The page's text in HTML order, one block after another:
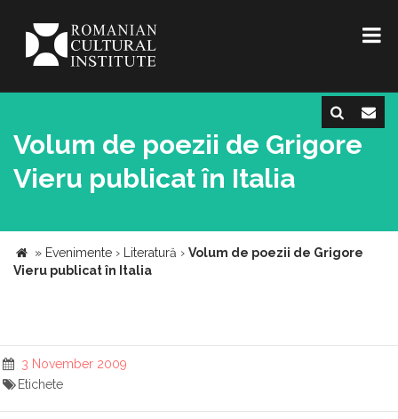
Volum de poezii de Grigore
Vieru publicat în Italia
» Evenimente › Literatură › Volum de poezii de Grigore
Vieru publicat în Italia
3 November 2009
Etichete